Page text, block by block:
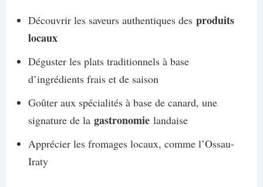
Découvrir les saveurs authentiques des produits
locaux
Déguster les plats traditionnels à base
d’ingrédients frais et de saison
Goûter aux spécialités à base de canard, une
signature de la gastronomielandaise
Apprécier les fromages locaux, comme l’Ossau-
Iraty